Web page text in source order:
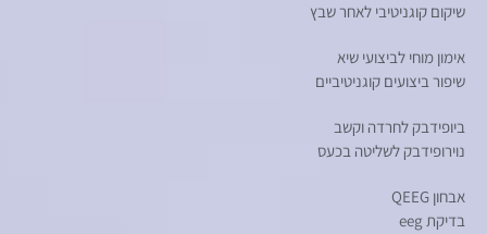
שיקום קוגניטיבי לאחר שבץ
אימון מוחי לביצועי שיא
שיפור ביצועים קוגניטיביים
ביופידבק לחרדה וקשב
נוירופידבק לשליטה בכעס
אבחון QEEG
בדיקת eeg